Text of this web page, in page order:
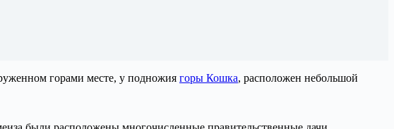
горами месте, у подножия горы Кошка, расположен небольшой